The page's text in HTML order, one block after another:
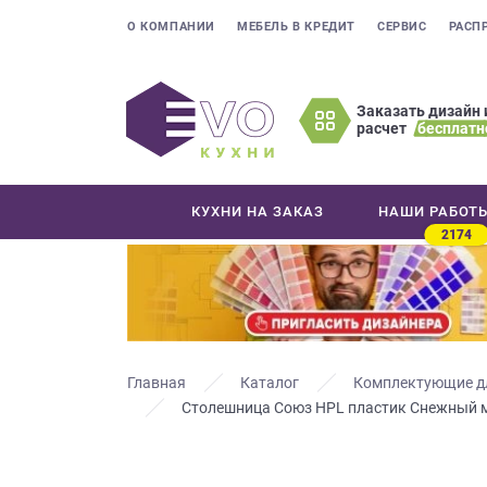
О КОМПАНИИ МЕБЕЛЬ В КРЕДИТ СЕРВИС
Заказать дизайн
расчет
КУХНИ НА ЗАКАЗ НАШИ
2174
Главная Каталог Комплектующие
Столешница Союз HPL пластик Снежный
ваши